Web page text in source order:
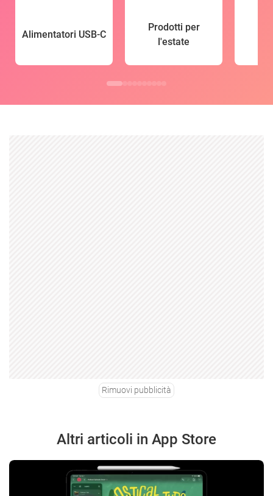
Alimentatori USB-C
Prodotti per
l'estate
Rimuovi pubblicità
Altri articoli in App Store